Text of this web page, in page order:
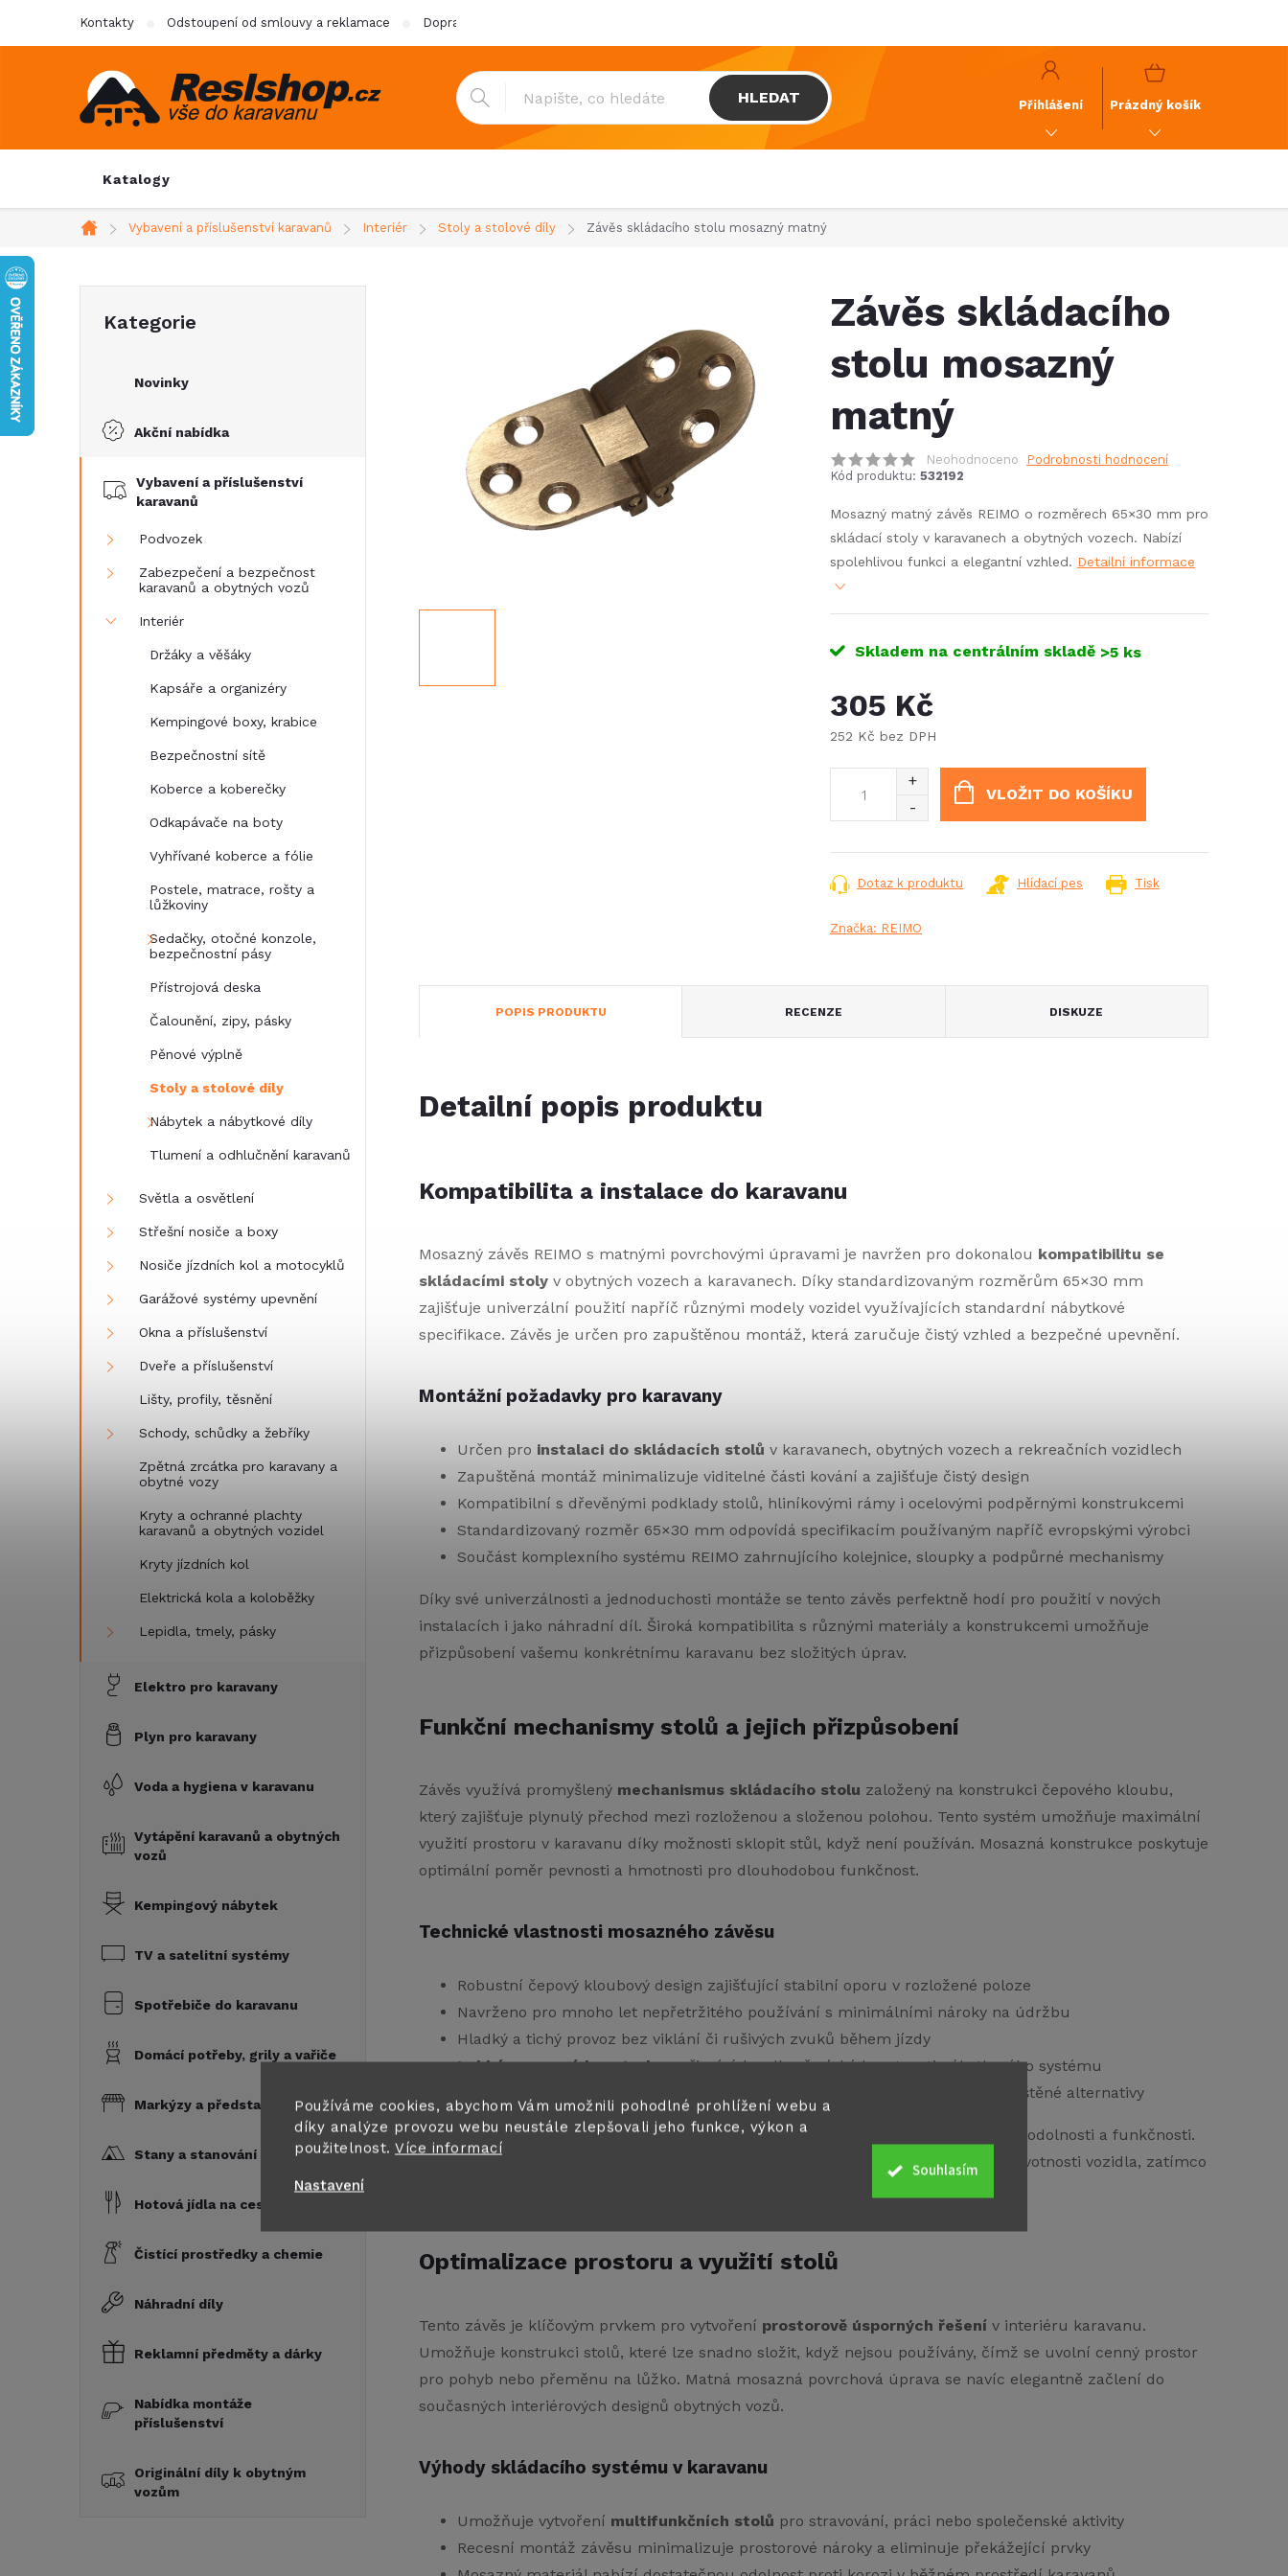
Používáme cookies, abychom Vám umožnili pohodlné prohlížení webu a
díky analýze provozu webu neustále zlepšovali jeho funkce, výkon a
použitelnost. Více informací
Nastavení
Souhlasím
Kontakty Odstoupení od smlouvy a reklamace Doprava & platba
HLEDAT Přihlášení
NÁKUPNÍ
Prázdný košík
Katalogy
Domů
Vybavení a příslušenství karavanů Interiér Stoly a stolové díly Závěs skládacího stolu mosazný matný
t
kategorie
Kategorie
Novinky
Akční nabídka
Vybavení a příslušenství
karavanů
Podvozek
Zabezpečení a bezpečnost
karavanů a obytných vozů
Interiér
Držáky a věšáky
Kapsáře a organizéry
Kempingové boxy, krabice
Bezpečnostní sítě
Koberce a koberečky
Odkapávače na boty
Vyhřívané koberce a fólie
Postele, matrace, rošty a
lůžkoviny
Sedačky, otočné konzole,
bezpečnostní pásy
Přístrojová deska
Čalounění, zipy, pásky
Pěnové výplně
Stoly a stolové díly
Nábytek a nábytkové díly
Tlumení a odhlučnění karavanů
Světla a osvětlení
Střešní nosiče a boxy
Nosiče jízdních kol a motocyklů
Garážové systémy upevnění
Okna a příslušenství
Dveře a příslušenství
Lišty, profily, těsnění
Schody, schůdky a žebříky
Zpětná zrcátka pro karavany a
obytné vozy
Kryty a ochranné plachty
karavanů a obytných vozidel
Kryty jízdních kol
Elektrická kola a koloběžky
Lepidla, tmely, pásky
Elektro pro karavany
Plyn pro karavany
Voda a hygiena v karavanu
Vytápění karavanů a obytných
vozů
Kempingový nábytek
TV a satelitní systémy
Spotřebiče do karavanu
Domácí potřeby, grily a vařiče
Markýzy a předstany
Stany a stanování
Hotová jídla na cesty
Čistící prostředky a chemie
Náhradní díly
Reklamní předměty a dárky
Nabídka montáže
příslušenství
Originální díly k obytným
vozům
Závěs skládacího
stolu mosazný
matný
Neohodnoceno
Podrobnosti hodnocení
Kód produktu: 532192
Mosazný matný závěs REIMO o rozměrech 65×30 mm pro
skládací stoly v karavanech a obytných vozech. Nabízí
spolehlivou funkci a elegantní vzhled. Detailní informace
Skladem na centrálním skladě >5 ks
305 Kč
252 Kč bez DPH
VLOŽIT DO KOŠÍKU
Tisk
Dotaz k produktu Hlídací pes
Značka: REIMO
POPIS PRODUKTU RECENZE DISKUZE
Detailní popis produktu
Kompatibilita a instalace do karavanu
Mosazný závěs REIMO s matnými povrchovými úpravami je navržen pro dokonalou kompatibilitu se
skládacími stoly v obytných vozech a karavanech. Díky standardizovaným rozměrům 65×30 mm
zajišťuje univerzální použití napříč různými modely vozidel využívajících standardní nábytkové
specifikace. Závěs je určen pro zapuštěnou montáž, která zaručuje čistý vzhled a bezpečné upevnění.
Montážní požadavky pro karavany
Určen pro instalaci do skládacích stolů v karavanech, obytných vozech a rekreačních vozidlech
Zapuštěná montáž minimalizuje viditelné části kování a zajišťuje čistý design
Kompatibilní s dřevěnými podklady stolů, hliníkovými rámy i ocelovými podpěrnými konstrukcemi
Standardizovaný rozměr 65×30 mm odpovídá specifikacím používaným napříč evropskými výrobci
Součást komplexního systému REIMO zahrnujícího kolejnice, sloupky a podpůrné mechanismy
Díky své univerzálnosti a jednoduchosti montáže se tento závěs perfektně hodí pro použití v nových
instalacích i jako náhradní díl. Široká kompatibilita s různými materiály a konstrukcemi umožňuje
přizpůsobení vašemu konkrétnímu karavanu bez složitých úprav.
Funkční mechanismy stolů a jejich přizpůsobení
Závěs využívá promyšlený mechanismus skládacího stolu založený na konstrukci čepového kloubu,
který zajišťuje plynulý přechod mezi rozloženou a složenou polohou. Tento systém umožňuje maximální
využití prostoru v karavanu díky možnosti sklopit stůl, když není používán. Mosazná konstrukce poskytuje
optimální poměr pevnosti a hmotnosti pro dlouhodobou funkčnost.
Technické vlastnosti mosazného závěsu
Robustní čepový kloubový design zajišťující stabilní oporu v rozložené poloze
Navrženo pro mnoho let nepřetržitého používání s minimálními nároky na údržbu
Hladký a tichý provoz bez viklání či rušivých zvuků během jízdy
Lehká mosazná konstrukcepřispívá k celkově nízké hmotnosti nábytkového systému
Matná povrchová úprava skrývá drobné škrábance a otisky prstů lépe než leštěné alternativy
Závěs REIMO představuje ideální řešení pro váš karavan díky vynikající kombinaci odolnosti a funkčnosti.
Propracovaný mechanismus zajišťuje bezproblémové používání po celou dobu životnosti vozidla, zatímco
Optimalizace prostoru a využití stolů
Tento závěs je klíčovým prvkem pro vytvoření prostorově úsporných řešení v interiéru karavanu.
Umožňuje konstrukci stolů, které lze snadno složit, když nejsou používány, čímž se uvolní cenný prostor
pro pohyb nebo přeměnu na lůžko. Matná mosazná povrchová úprava se navíc elegantně začlení do
současných interiérových designů obytných vozů.
Výhody skládacího systému v karavanu
Umožňuje vytvoření multifunkčních stolů pro stravování, práci nebo společenské aktivity
Recesní montáž závěsu minimalizuje prostorové nároky a eliminuje překážející prvky